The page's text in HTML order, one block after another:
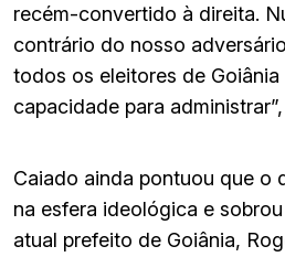
recém-convertido à direita.
contrário do nosso
todos os eleitores de Goiânia
capacidade para
Caiado ainda pontuou que o
na esfera ideológica e
atual prefeito de Goiânia,